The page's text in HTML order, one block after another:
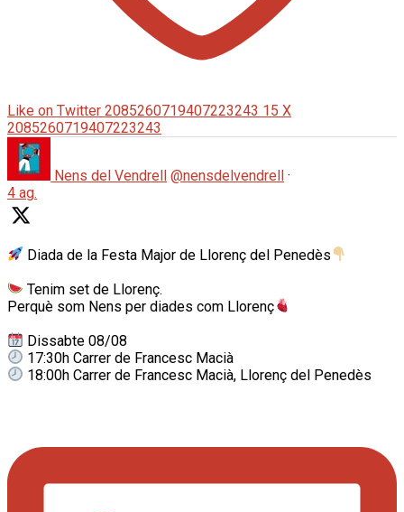
Like on Twitter 2085260719407223243 15 X
2085260719407223243
Nens del Vendrell @nensdelvendrell ·
4 ag.
Diada de la Festa Major de Llorenç del Penedès
Tenim set de Llorenç.
Perquè som Nens per diades com Llorenç
Dissabte 08/08
17:30h Carrer de Francesc Macià
18:00h Carrer de Francesc Macià, Llorenç del Penedès